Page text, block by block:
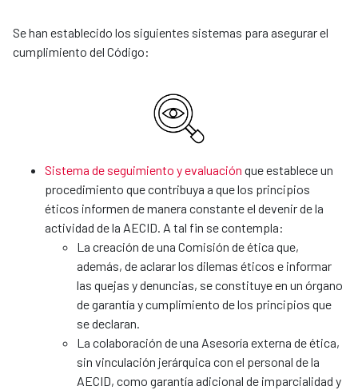
Se han establecido los siguientes sistemas para asegurar el
cumplimiento del Código:
Sistema de seguimiento y evaluación que establece un
procedimiento que contribuya a que los principios
éticos informen de manera constante el devenir de la
actividad de la AECID. A tal fin se contempla:
La creación de una Comisión de ética que,
además, de aclarar los dilemas éticos e informar
las quejas y denuncias, se constituye en un órgano
de garantía y cumplimiento de los principios que
se declaran.
La colaboración de una Asesoría externa de ética,
sin vinculación jerárquica con el personal de la
AECID, como garantía adicional de imparcialidad y